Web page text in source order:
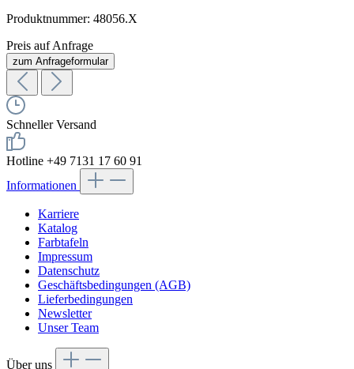
Produktnummer: 48056.X
Preis auf Anfrage
zum Anfrageformular
Schneller Versand
Hotline +49 7131 17 60 91
Informationen
Karriere
Katalog
Farbtafeln
Impressum
Datenschutz
Geschäftsbedingungen (AGB)
Lieferbedingungen
Newsletter
Unser Team
Über uns